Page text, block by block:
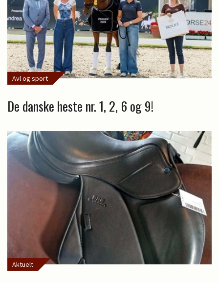
Avl og sport
De danske heste nr. 1, 2, 6 og 9!
Aktuelt